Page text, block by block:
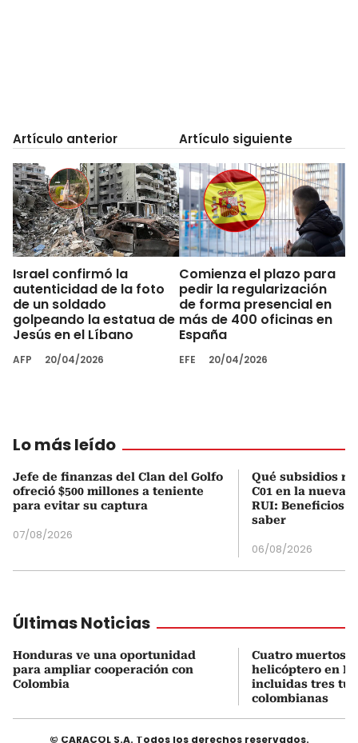
Artículo anterior
Israel confirmó la
autenticidad de la foto
de un soldado
golpeando la estatua de
Jesús en el Líbano
AFP 20/04/2026
Artículo siguiente
Comienza el plazo para
pedir la regularización
de forma presencial en
más de 400 oficinas en
España
EFE 20/04/2026
Lo más leído
Jefe de finanzas del Clan del Golfo
ofreció $500 millones a teniente
para evitar su captura
07/08/2026
Qué subsidios
C01 en la nueva
RUI: Beneficios
saber
06/08/2026
Últimas Noticias
Honduras ve una oportunidad
para ampliar cooperación con
Colombia
Cuatro muertos
helicóptero en
incluidas tres
colombianas
© CARACOL S.A. Todos los derechos reservados.